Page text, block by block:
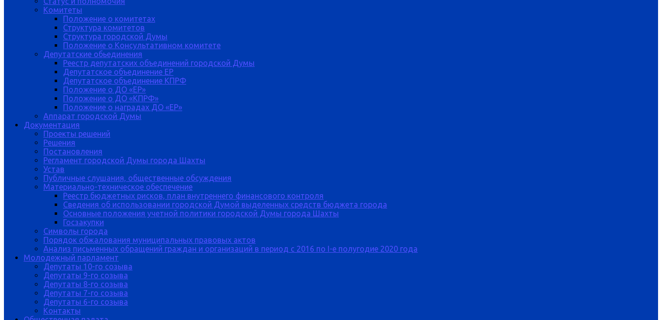
Комитеты
Положение о комитетах
Структура комитетов
Структура городской Думы
Положение о Консультативном комитете
Депутатские обьединения
Реестр депутатских объединений городской Думы
Депутатское объединение ЕР
Депутатское объединение КПРФ
Положение о ДО «ЕР»
Положение о ДО «КПРФ»
Положение о наградах ДО «ЕР»
Аппарат городской Думы
Документация
Проекты решений
Решения
Постановления
Регламент городской Думы города Шахты
Устав
Публичные слушания, общественные обсуждения
Материально-техническое обеспечение
Реестр бюджетных рисков, план внутреннего финансового контроля
Сведения об использовании городской Думой выделенных средств бюджета города
Основные положения учетной политики городской Думы города Шахты
Госзакупки
Символы города
Порядок обжалования муниципальных правовых актов
Анализ письменных обращений граждан и организаций в период с 2016 по I-е полугодие 2020 года
Молодежный парламент
Депутаты 10-го созыва
Депутаты 9-го созыва
Депутаты 8-го созыва
Депутаты 7-го созыва
Депутаты 6-го созыва
Контакты